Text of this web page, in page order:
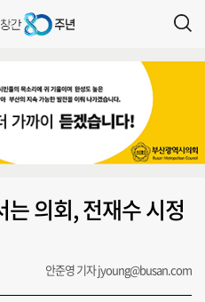
의회, 전재수 시정
안준영 기자 jyoung@busan.com